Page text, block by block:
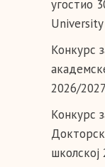
угостио
Конкурс
2026/
Конкурс
школској